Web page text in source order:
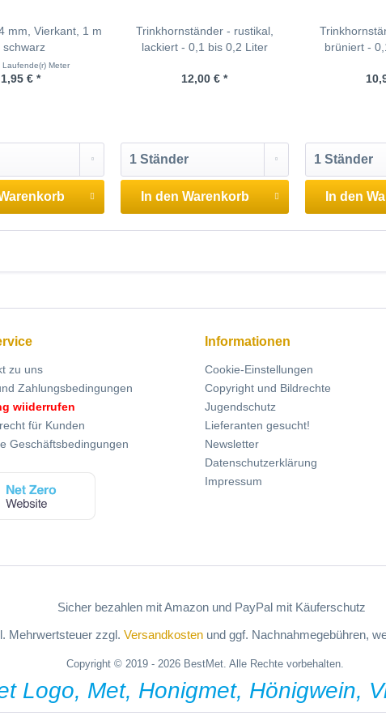
mm, Vierkant, 1 m
schwarz
Laufende(r) Meter
1,95 € *
Trinkhornständer - rustikal,
lackiert - 0,1 bis 0,2 Liter
12,00 € *
In den Warenkorb
brüniert -
In den
zu uns
Zahlungsbedingungen
wiiderrufen
für Kunden
Geschäftsbedingungen
Informationen
Cookie-Einstellungen
Copyright und Bildrechte
Jugendschutz
Lieferanten gesucht!
Newsletter
Datenschutzerklärung
Impressum
Mehrwertsteuer zzgl. Versandkosten und ggf. Nachnahmegebühren,
Copyright © 2019 - 2026 BestMet. Alle Rechte vorbehalten.